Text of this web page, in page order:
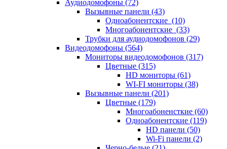
Аудиодомофоны (72)
Вызывные панели (43)
Одноабонентские (10)
Многоабонентские (33)
Трубки для аудиодомофонов (29)
Видеодомофоны (564)
Мониторы видеодомофонов (317)
Цветные (315)
HD мониторы (61)
WI-FI мониторы (38)
Вызывные панели (201)
Цветные (179)
Многоабоненсткие (60)
Одноабонентские (119)
HD панели (50)
Wi-Fi панели (2)